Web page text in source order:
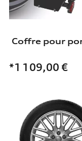
*1 109,00 €